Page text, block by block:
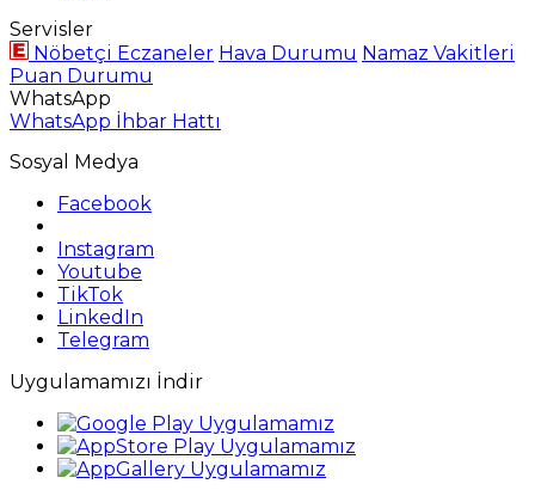
Servisler
Nöbetçi Eczaneler Hava Durumu Namaz Vakitleri
Puan Durumu
WhatsApp
WhatsApp İhbar Hattı
Sosyal Medya
Facebook
Instagram
Youtube
TikTok
LinkedIn
Telegram
Uygulamamızı İndir